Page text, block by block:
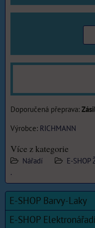
Výrobce: RICHMANN
Více z kategorie
Nářadí E-SHOP
.
E-SHOP Barvy-Laky
E-SHOP